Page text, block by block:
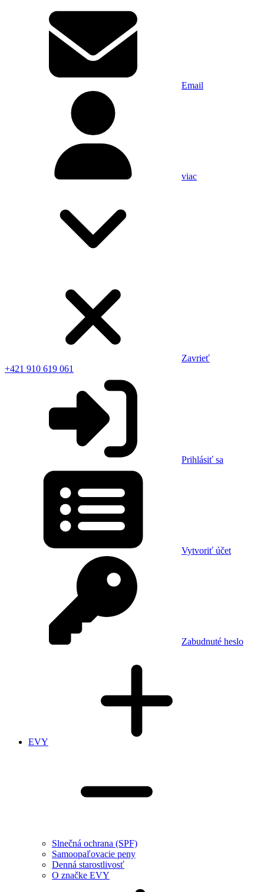
Email
viac
Zavrieť
+421 910 619 061
Prihlásiť sa
Vytvoriť účet
Zabudnuté heslo
EVY
Slnečná ochrana (SPF)
Samoopaľovacie peny
Denná starostlivosť
O značke EVY